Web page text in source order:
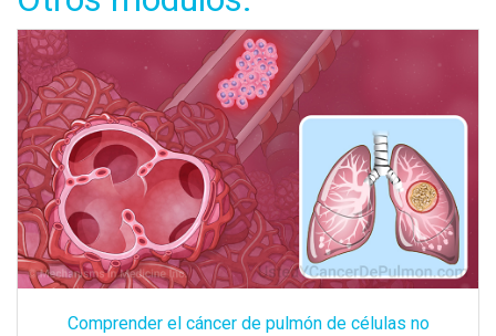
Comprender el cáncer de pulmón de células no